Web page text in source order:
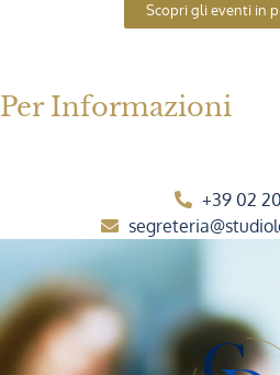
Scopri gli eventi in
Per Informazioni
+39 02